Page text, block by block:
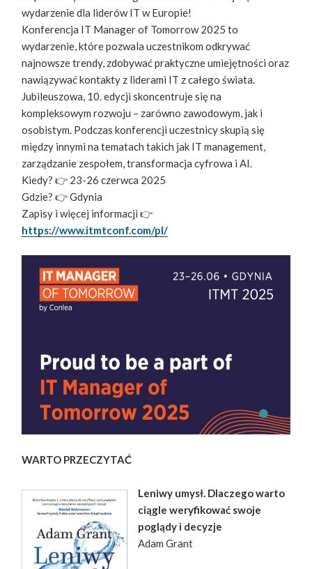
wydarzenie dla liderów IT w Europie!
Konferencja IT Manager of Tomorrow 2025 to
wydarzenie, które pozwala uczestnikom odkrywać
najnowsze trendy, zdobywać praktyczne umiejętności oraz
nawiązywać kontakty z liderami IT z całego świata.
Jubileuszowa, 10. edycji skoncentruje się na
kompleksowym rozwoju – zarówno zawodowym, jak i
osobistym. Podczas konferencji uczestnicy skupią się
między innymi na tematach takich jak IT management,
zarządzanie zespołem, transformacja cyfrowa i AI.
Kiedy? 👉 23-26 czerwca 2025
Gdzie? 👉 Gdynia
Zapisy i więcej informacji 👉
https://www.itmtconf.com/pl/
WARTO PRZECZYTAĆ
Leniwy umysł. Dlaczego warto
ciągle weryfikować swoje
poglądy i decyzje
Adam Grant